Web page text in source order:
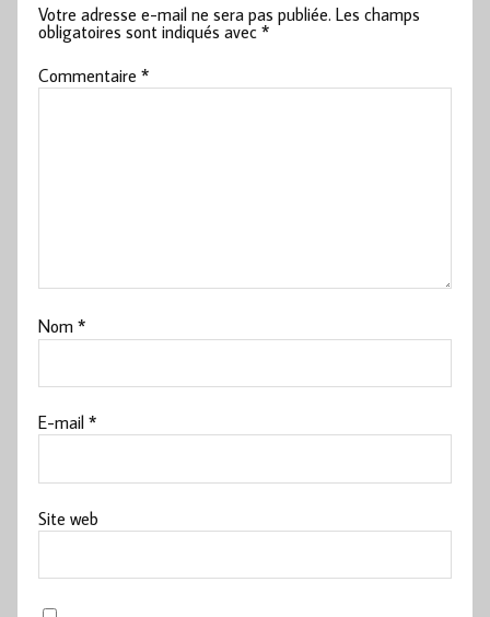
Votre adresse e-mail ne sera pas publiée. Les champs
obligatoires sont indiqués avec*
Commentaire*
Nom*
E-mail*
Site web